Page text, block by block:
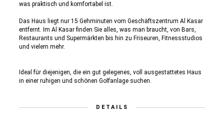
was praktisch und komfortabel ist.
Das Haus liegt nur 15 Gehminuten vom Geschäftszentrum Al Kasar
entfernt. Im Al Kasar finden Sie alles, was man braucht, von Bars,
Restaurants und Supermärkten bis hin zu Friseuren, Fitnessstudios
und vielem mehr.
Ideal für diejenigen, die ein gut gelegenes, voll ausgestattetes Haus
in einer ruhigen und schönen Golfanlage suchen.
DETAILS